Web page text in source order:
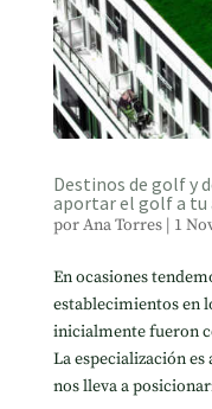
Destinos de golf y
aportar el golf a
porAna Torres| 1
En ocasiones
establecimientos en
inicialmente fueron
La especialización
nos lleva a